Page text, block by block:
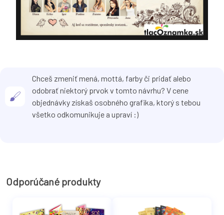
Chceš zmeniť mená, mottá, farby či pridať alebo
odobrať niektorý prvok v tomto návrhu? V cene
objednávky získaš osobného grafika, ktorý s tebou
všetko odkomunikuje a upraví :)
Odporúčané produkty